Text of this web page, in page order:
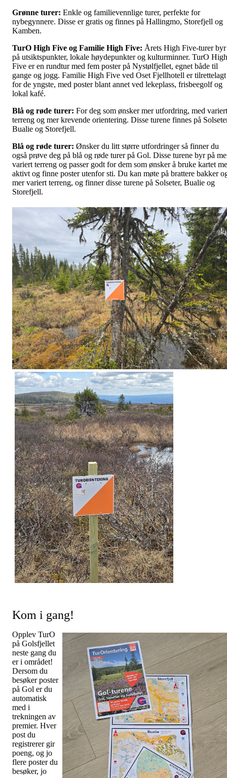
Grønne turer: Enkle og familievennlige turer, perfekte for
nybegynnere. Disse er gratis og finnes på Hallingmo, Storefjell og
Kamben.
TurO High Five og Familie High Five: Årets High Five-turer byr
på utsiktspunkter, lokale høydepunkter og kulturminner. TurO High
Five er en rundtur med fem poster på Nystølfjellet, egnet både til
gange og jogg. Familie High Five ved Oset Fjellhotell er tilrettelagt
for de yngste, med poster blant annet ved lekeplass, frisbeegolf og
lokal kafé.
Blå og røde turer: For deg som ønsker mer utfordring, med variert
terreng og mer krevende orientering. Disse turene finnes på
Bualie og Storefjell.
Blå og røde turer: Ønsker du litt større utfordringer så finner du
også prøve deg på blå og røde turer på Gol. Disse turene byr på
variert terreng og passer godt for dem som ønsker å bruke kartet
aktivt og finne poster utenfor sti. Du kan møte på brattere bakker
mer variert terreng, og finner disse turene på Solseter, Bualie og
Storefjell.
Kom i gang!
Opplev TurO
på Golsfjellet
neste gang du
er i området!
Dersom du
besøker poster
på Gol er du
automatisk
med i
trekningen av
premier. Hver
post du
registrerer gir
poeng, og jo
flere poster du
besøker, jo